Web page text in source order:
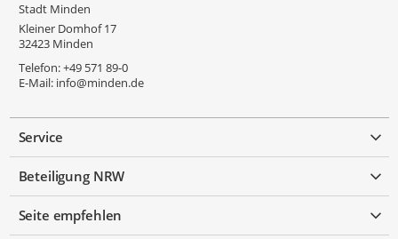
Stadt Minden
Kleiner Domhof 17
32423 Minden
Telefon:+49 571 89-0
E-Mail: info@minden.de
Service
Beteiligung NRW
Seite empfehlen